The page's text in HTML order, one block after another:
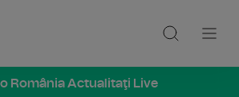
România Actualitaţi Live